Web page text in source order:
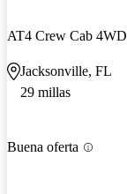
AT4 Crew Cab 4WD
Jacksonville, FL
29 millas
Buena oferta